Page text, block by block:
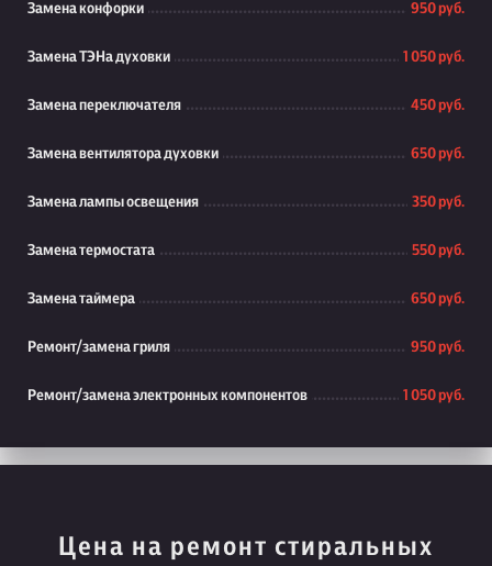
Замена конфорки 950 руб.
Замена ТЭНа духовки 1 050 руб.
Замена переключателя 450 руб.
Замена вентилятора духовки 650 руб.
Замена лампы освещения 350 руб.
Замена термостата 550 руб.
Замена таймера 650 руб.
Ремонт/замена гриля 950 руб.
Ремонт/замена электронных компонентов 1 050 руб.
Цена на ремонт стиральных